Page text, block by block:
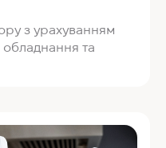
з урахуванням
та